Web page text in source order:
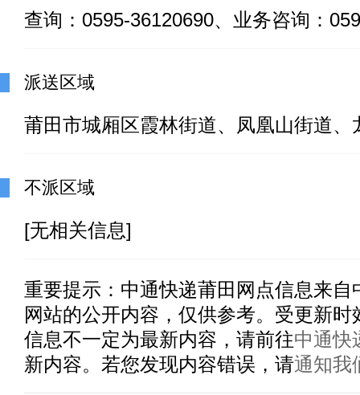
查询：0595-36120690、业务咨询：
派送区域
莆田市城厢区霞林街道、凤凰山街道、
不派区域
[无相关信息]
重要提示： 中通快递莆田 网点信息来
网站的公开内容，仅供参考。受更新
信息不一定为最新内容，请前往中通快
新内容。若您发现内容错误，请通知我